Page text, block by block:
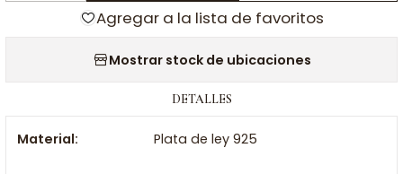
Agregar a la lista de favoritos
Mostrar stock de ubicaciones
DETALLES
Material: Plata de ley 925